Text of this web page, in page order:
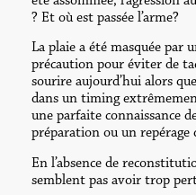
? Et où est passée l’arme?
La plaie a été masquée par
précaution pour éviter de
sourire aujourd’hui alors
dans un timing
une parfaite connaissance
préparation ou un repérage
En l’absence de
semblent pas avoir trop